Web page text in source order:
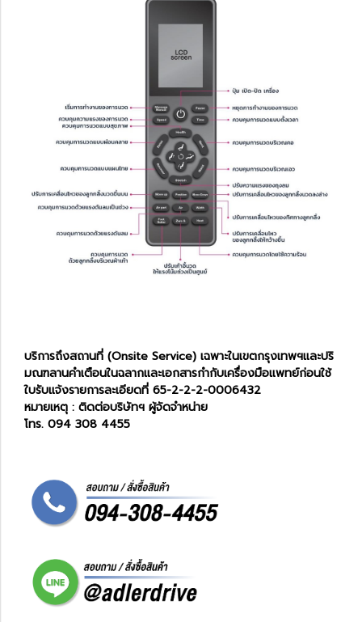
บริการถึงสถานที่ (Onsite Service) เฉพาะในเขตกรุงเทพฯและปริ
มณฑลานคำเตือนในฉลากและเอกสารกำกับเครื่องมือแพทย์ก่อนใช้
ใบรับแจ้งรายการละเอียดที่ 65-2-2-2-0006432
หมายเหตุ : ติดต่อบริษัทฯ ผู้จัดจำหน่าย
โทร. 094 308 4455